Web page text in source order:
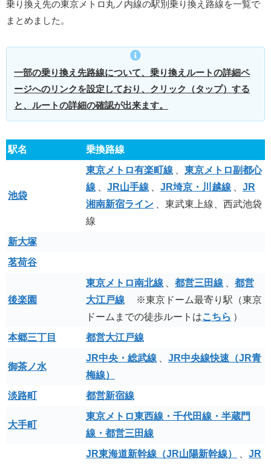
乗り換え先の東京メトロ丸ノ内線の駅別乗り換え路線を一覧で
まとめました。
一部の乗り換え先路線について、乗り換えルートの詳細ペ
ージへのリンクを設定しており、クリック（タップ）する
と、ルートの詳細の確認が出来ます。
駅名 乗換路線
池袋
東京メトロ有楽町線
東京メトロ副都心
線
JR山手線 JR埼京・川越線
JR
湘南新宿ライン
、東武東上線、西武池袋
線
新大塚
茗荷谷
後楽園
東京メトロ南北線 都営三田線
都営
大江戸線
※東京ドーム最寄り駅（東京
ドームまでの徒歩ルートはこちら ）
本郷三丁目
都営大江戸線
御茶ノ水
JR中央・総武線
JR中央線快速（JR青
梅線）
淡路町
都営新宿線
大手町
東京メトロ東西線・千代田線・半蔵門
線・都営三田線
JR東海道新幹線（JR山陽新幹線）
JR